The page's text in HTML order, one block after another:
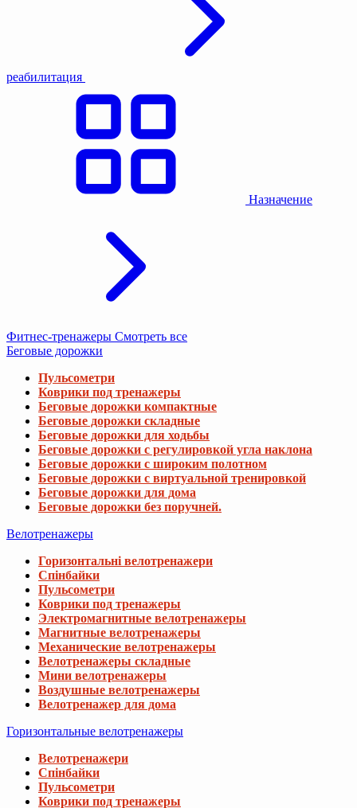
реабилитация
Назначение
Фитнес-тренажеры Смотреть все
Беговые дорожки
Пульсометри
Коврики под тренажеры
Беговые дорожки компактные
Беговые дорожки складные
Беговые дорожки для ходьбы
Беговые дорожки с регулировкой угла наклона
Беговые дорожки с широким полотном
Беговые дорожки с виртуальной тренировкой
Беговые дорожки для дома
Беговые дорожки без поручней.
Велотренажеры
Горизонтальні велотренажери
Спінбайки
Пульсометри
Коврики под тренажеры
Электромагнитные велотренажеры
Магнитные велотренажеры
Механические велотренажеры
Велотренажеры складные
Мини велотренажеры
Воздушные велотренажеры
Велотренажер для дома
Горизонтальные велотренажеры
Велотренажери
Спінбайки
Пульсометри
Коврики под тренажеры